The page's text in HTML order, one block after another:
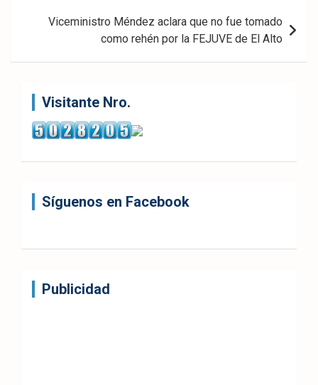
Viceministro Méndez aclara que no fue tomado
como rehén por la FEJUVE de El Alto
Visitante Nro.
Síguenos en Facebook
Publicidad